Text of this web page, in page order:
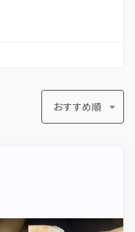
おすすめ順